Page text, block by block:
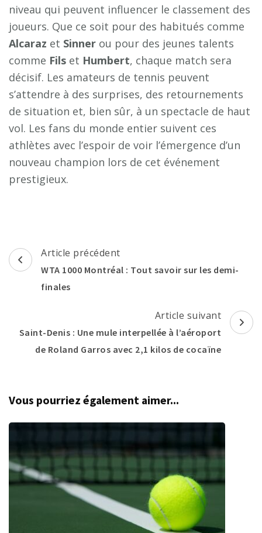
niveau qui peuvent influencer le classement des
joueurs. Que ce soit pour des habitués comme
Alcaraz et Sinner ou pour des jeunes talents
comme Fils et Humbert, chaque match sera
décisif. Les amateurs de tennis peuvent
s’attendre à des surprises, des retournements
de situation et, bien sûr, à un spectacle de haut
vol. Les fans du monde entier suivent ces
athlètes avec l’espoir de voir l’émergence d’un
nouveau champion lors de cet événement
prestigieux.
Navigation
d'article
Article précédent
WTA 1000 Montréal : Tout savoir sur les demi-
finales
Article suivant
Saint-Denis : Une mule interpellée à l’aéroport
de Roland Garros avec 2,1 kilos de cocaïne
Vous pourriez également aimer...